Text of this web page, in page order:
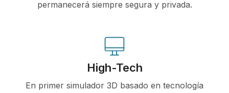
permanecerá siempre segura y privada.
High-Tech
En primer simulador 3D basado en tecnología